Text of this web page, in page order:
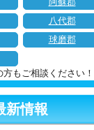
阿蘇郡
八代郡
球磨郡
もご相談ください！
新情報